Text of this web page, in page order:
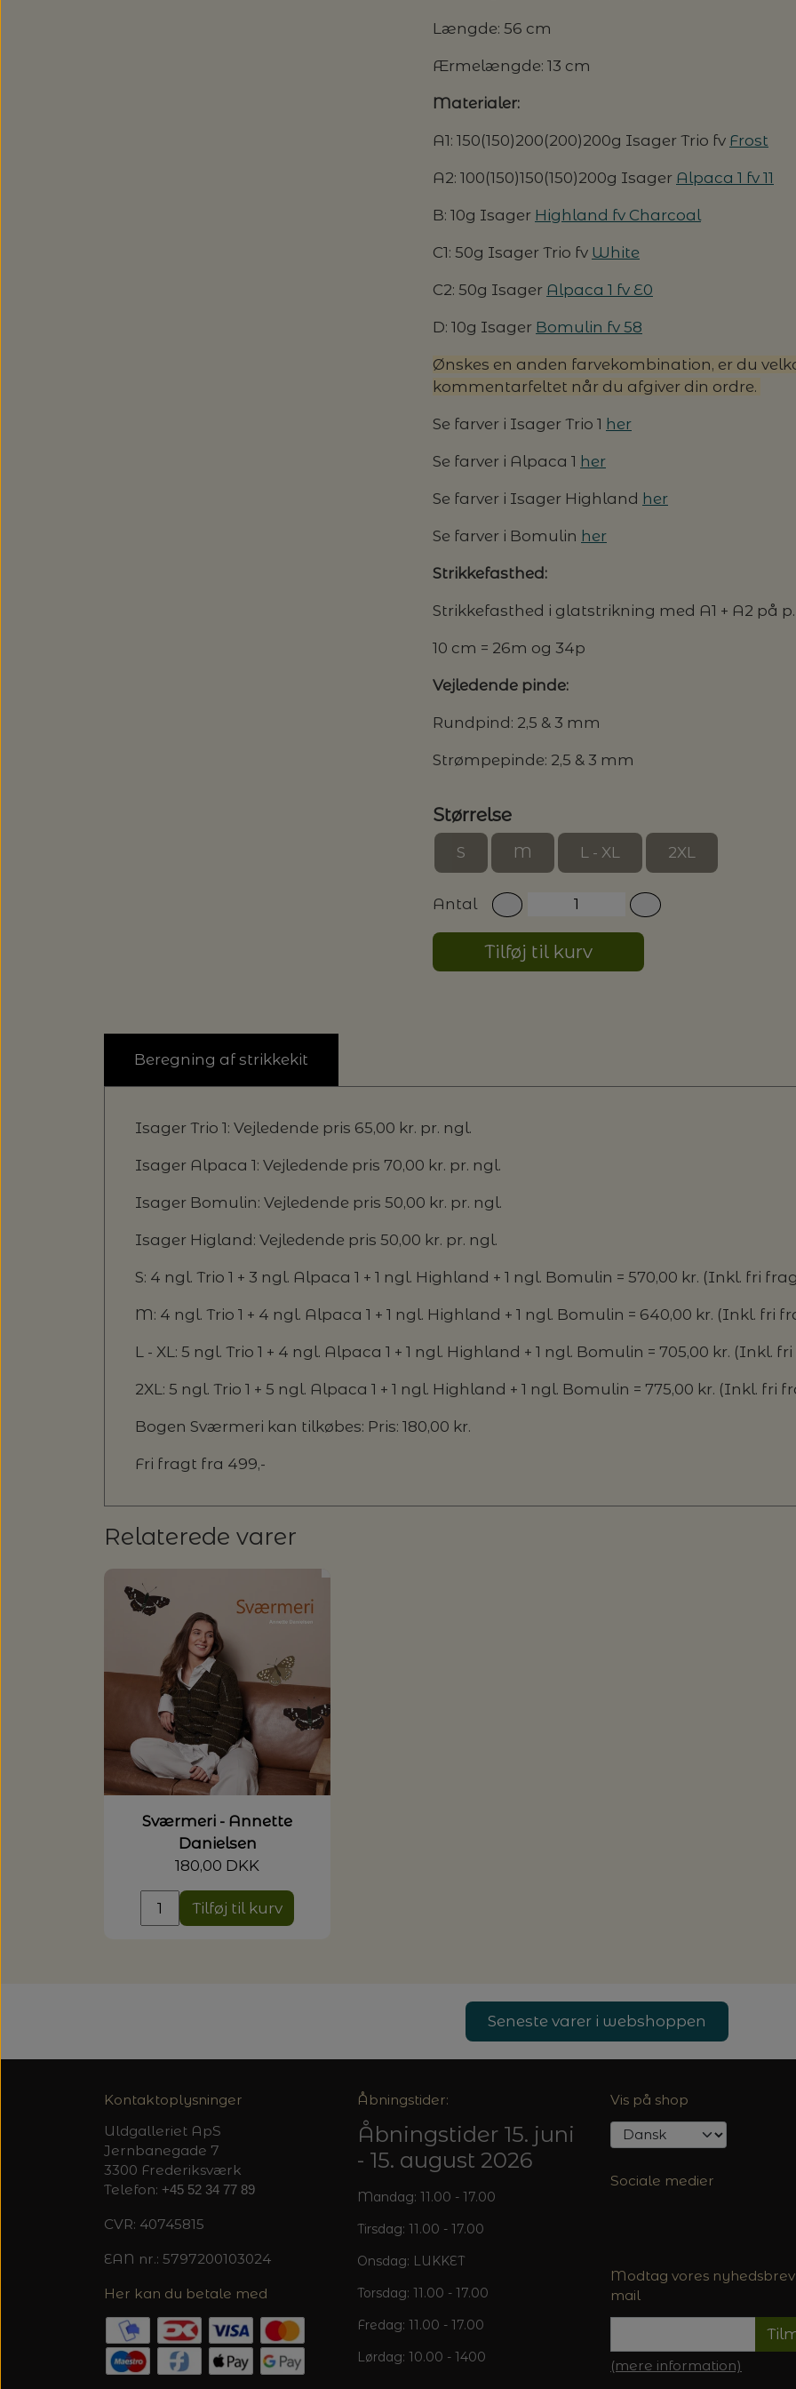
Længde: 56 cm
Ærmelængde: 13 cm
Materialer:
A1: 150(150)200(200)200g Isager Trio fv Frost
A2: 100(150)150(150)200g Isager Alpaca 1 fv 11
B: 10g Isager Highland fv Charcoal
C1: 50g Isager Trio fv White
C2: 50g Isager Alpaca 1 fv E0
D: 10g Isager Bomulin fv 58
Ønskes en anden farvekombination, er du
kommentarfeltet når du afgiver din ordre.
Se farver i Isager Trio 1 her
Se farver i Alpaca 1 her
Se farver i Isager Highland her
Se farver i Bomulin her
Strikkefasthed:
Strikkefasthed i glatstrikning med A1 + A2 på p.
10 cm = 26m og 34p
Vejledende pinde:
Rundpind: 2,5 & 3 mm
Strømpepinde: 2,5 & 3 mm
Størrelse
S M L - XL 2XL
Antal
Tilføj til kurv
Beregning af strikkekit
Isager Trio 1: Vejledende pris 65,00 kr. pr. ngl.
Isager Alpaca 1: Vejledende pris 70,00 kr. pr. ngl.
Isager Bomulin: Vejledende pris 50,00 kr. pr. ngl.
Isager Higland: Vejledende pris 50,00 kr. pr. ngl.
S: 4 ngl. Trio 1 + 3 ngl. Alpaca 1 + 1 ngl. Highland + 1 ngl. Bomulin = 570,00 kr. (Inkl. fri
M: 4 ngl. Trio 1 + 4 ngl. Alpaca 1 + 1 ngl. Highland + 1 ngl. Bomulin = 640,00 kr. (Inkl. fri
L - XL: 5 ngl. Trio 1 + 4 ngl. Alpaca 1 + 1 ngl. Highland + 1 ngl. Bomulin = 705,00 kr. (Inkl.
2XL: 5 ngl. Trio 1 + 5 ngl. Alpaca 1 + 1 ngl. Highland + 1 ngl. Bomulin = 775,00 kr. (Inkl. fri
Bogen Sværmeri kan tilkøbes: Pris: 180,00 kr.
Fri fragt fra 499,-
Relaterede varer
Sværmeri - Annette
Danielsen
180,00 DKK
Tilføj til kurv
Seneste varer i webshoppen
Kontaktoplysninger
Uldgalleriet ApS
Jernbanegade 7
3300 Frederiksværk
Telefon: +45 52 34 77 89
CVR: 40745815
EAN nr.: 5797200103024
Her kan du betale med
Åbningstider:
Åbningstider 15. juni
- 15. august 2026
Mandag: 11.00 - 17.00
Tirsdag: 11.00 - 17.00
Onsdag: LUKKET
Torsdag: 11.00 - 17.00
Fredag: 11.00 - 17.00
Lørdag: 10.00 - 1400
Vis på shop
Sociale medier
Modtag vores nyhedsbrev
mail
(mere information)